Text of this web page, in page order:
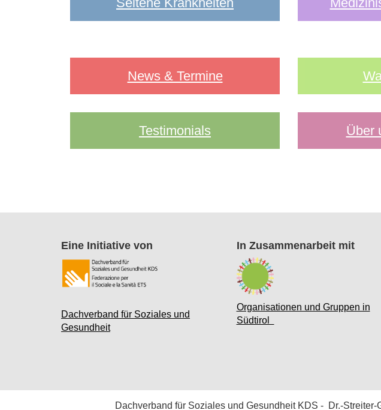
News & Termine
Testimonials Über
Eine Initiative von
Dachverband für Soziales und
Gesundheit
In Zusammenarbeit mit
Organisationen und Gruppen in
Südtirol
Dachverband für Soziales und Gesundheit KDS - Dr.-Streiter-